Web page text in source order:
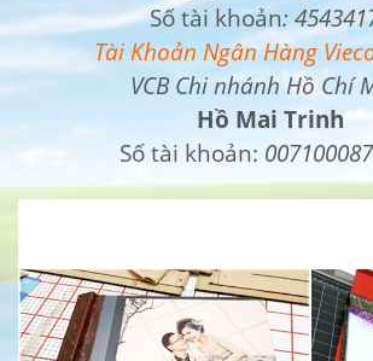
Số tài khoản:
Tài Khoản Ngân Hàng
VCB Chi nhánh Hồ Chí
Hồ Mai Trinh
Số tài khoản: